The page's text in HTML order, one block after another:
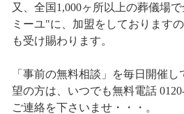
又、全国1,000ヶ所以上の葬儀場
ミーユ"に、加盟をしております
も受け賜わります。
「事前の無料相談」を毎日開催
望の方は、いつでも無料電話
ご連絡を下さいませ・・・。